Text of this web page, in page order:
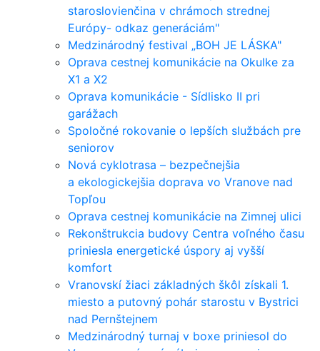
staroslovienčina v chrámoch strednej
Európy- odkaz generáciám"
Medzinárodný festival „BOH JE LÁSKA"
Oprava cestnej komunikácie na Okulke za
X1 a X2
Oprava komunikácie - Sídlisko II pri
garážach
Spoločné rokovanie o lepších službách pre
seniorov
Nová cyklotrasa – bezpečnejšia
a ekologickejšia doprava vo Vranove nad
Topľou
Oprava cestnej komunikácie na Zimnej ulici
Rekonštrukcia budovy Centra voľného času
priniesla energetické úspory aj vyšší
komfort
Vranovskí žiaci základných škôl získali 1.
miesto a putovný pohár starostu v Bystrici
nad Pernštejnem
Medzinárodný turnaj v boxe priniesol do